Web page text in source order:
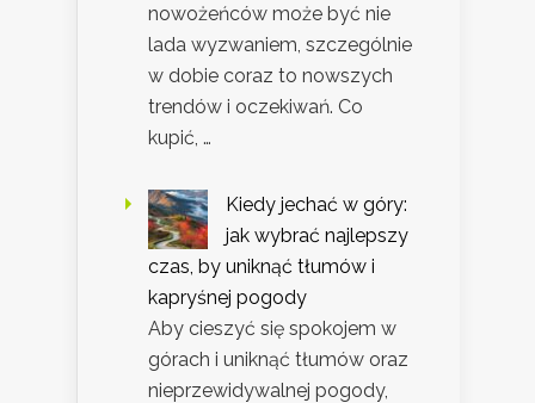
nowożeńców może być nie
lada wyzwaniem, szczególnie
w dobie coraz to nowszych
trendów i oczekiwań. Co
kupić, …
Kiedy jechać w góry:
jak wybrać najlepszy
czas, by uniknąć tłumów i
kapryśnej pogody
Aby cieszyć się spokojem w
górach i uniknąć tłumów oraz
nieprzewidywalnej pogody,